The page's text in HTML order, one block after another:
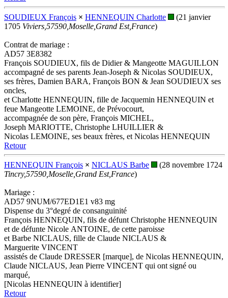
SOUDIEUX François × HENNEQUIN Charlotte
(21 janvier
1705 Viviers,57590,Moselle,Grand Est,France)
Contrat de mariage :
AD57 3E8382
François SOUDIEUX, fils de Didier & Mangeotte MAGUILLON
accompagné de ses parents Jean-Joseph & Nicolas SOUDIEUX,
ses frères, Damien BARA, François BON & Jean SOUDIEUX ses
oncles,
et Charlotte HENNEQUIN, fille de Jacquemin HENNEQUIN et
feue Mangeotte LEMOINE, de Prévocourt,
accompagnée de son père, François MICHEL,
Joseph MARIOTTE, Christophe LHUILLIER &
Nicolas LEMOINE, ses beaux frères, et Nicolas HENNEQUIN
Retour
HENNEQUIN François × NICLAUS Barbe
(28 novembre 1724
Tincry,57590,Moselle,Grand Est,France)
Mariage :
AD57 9NUM/677ED1E1 v83 mg
Dispense du 3°degré de consanguinité
François HENNEQUIN, fils de défunt Christophe HENNEQUIN
et de défunte Nicole ANTOINE, de cette paroisse
et Barbe NICLAUS, fille de Claude NICLAUS &
Marguerite VINCENT
assistés de Claude DRESSER [marque], de Nicolas HENNEQUIN,
Claude NICLAUS, Jean Pierre VINCENT qui ont signé ou
marqué,
[Nicolas HENNEQUIN à identifier]
Retour